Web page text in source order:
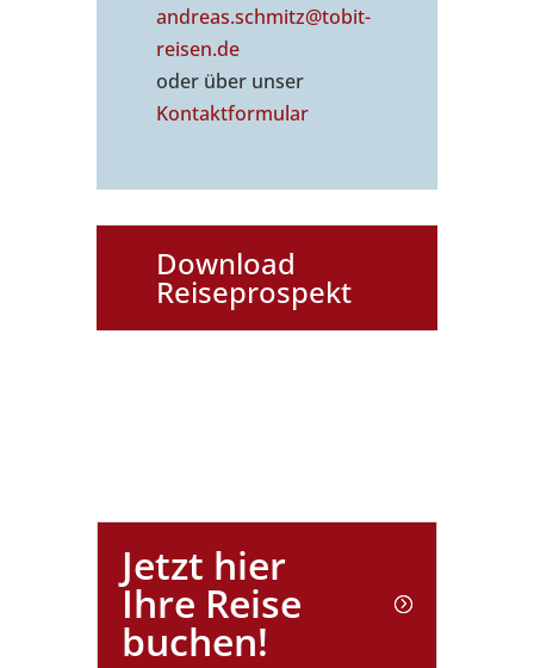
andreas.schmitz@tobit-
reisen.de
oder über unser
Kontaktformular
Download
Reiseprospekt
Jetzt hier
Ihre Reise
buchen!